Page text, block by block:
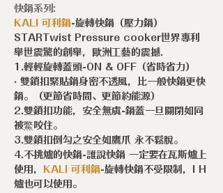
快鍋系列:
KALI 可利鍋-旋轉快鍋（壓力鍋）
STARTwist Pressure cooker世界專利
舉世震驚的創舉，歐洲工藝的震撼.
1.輕輕旋轉蓋頭-ON & OFF（省時省力）
‧ 雙鎖扣緊貼鍋身密不透風，比一般快鍋更快
鍋。（更節省時間、更節約能源）
2.雙鎖扣功能，安全無虞-鍋蓋一旦關閉如同
被鱉咬住。
3.雙鎖扣倒勾之安全如鷹爪 永不鬆脫。
4.不挑爐的快鍋-誰說快鍋 一定要在瓦斯爐上
使用，
KALI 可利鍋-旋轉快鍋不受限制，I H
爐也可以使用。